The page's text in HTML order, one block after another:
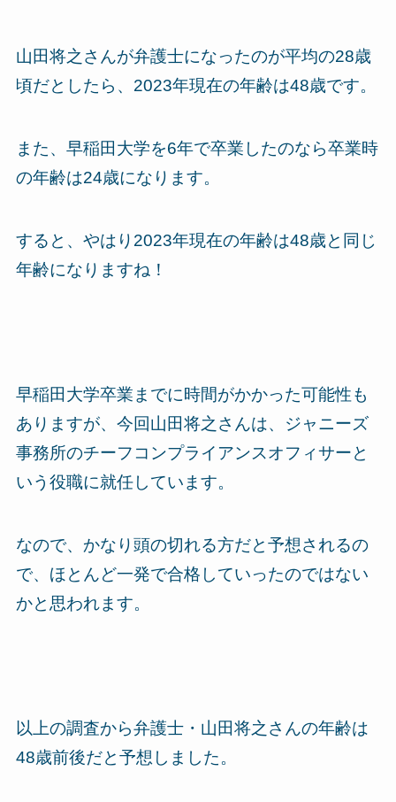
山田将之さんが弁護士になったのが平均の28歳
頃だとしたら、2023年現在の年齢は48歳です。
また、早稲田大学を6年で卒業したのなら卒業時
の年齢は24歳になります。
すると、やはり2023年現在の年齢は48歳と同じ
年齢になりますね！
早稲田大学卒業までに時間がかかった可能性も
ありますが、今回山田将之さんは、ジャニーズ
事務所のチーフコンプライアンスオフィサーと
いう役職に就任しています。
なので、かなり頭の切れる方だと予想されるの
で、ほとんど一発で合格していったのではない
かと思われます。
以上の調査から弁護士・山田将之さんの年齢は
48歳前後だと予想しました。